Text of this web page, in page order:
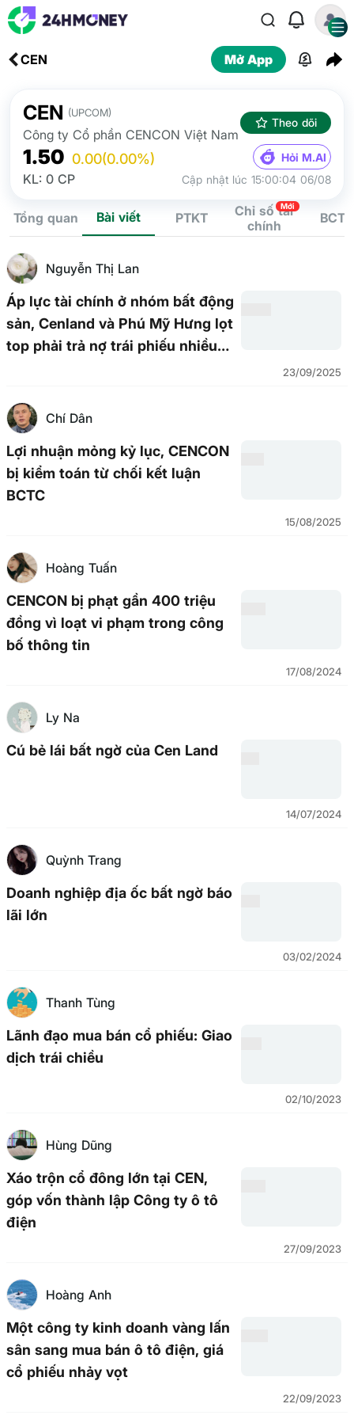
CEN Mở App
CEN (UPCOM)
Công ty Cổ phần CENCON Việt Nam
Theo dõi
1.50 0.00(0.00%) Hỏi M.AI
KL: 0 CP Cập nhật lúc 15:00:04 06/08
Tổng quan Bài viết PTKT
Chỉ số tài
chính
Mới
BCTC
Nguyễn Thị Lan
Áp lực tài chính ở nhóm bất động
sản, Cenland và Phú Mỹ Hưng lọt
top phải trả nợ trái phiếu nhiều
23/09/2025
Chí Dân
Lợi nhuận mỏng kỷ lục, CENCON
bị kiểm toán từ chối kết luận
BCTC
15/08/2025
Hoàng Tuấn
CENCON bị phạt gần 400 triệu
đồng vì loạt vi phạm trong công
bố thông tin
17/08/2024
Ly Na
Cú bẻ lái bất ngờ của Cen Land
14/07/2024
Quỳnh Trang
Doanh nghiệp địa ốc bất ngờ báo
lãi lớn
03/02/2024
Thanh Tùng
Lãnh đạo mua bán cổ phiếu: Giao
dịch trái chiều
02/10/2023
Hùng Dũng
Xáo trộn cổ đông lớn tại CEN,
góp vốn thành lập Công ty ô tô
điện
27/09/2023
Hoàng Anh
Một công ty kinh doanh vàng lấn
sân sang mua bán ô tô điện, giá
cổ phiếu nhảy vọt
22/09/2023